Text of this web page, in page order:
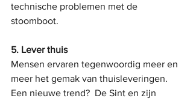
technische problemen met de
stoomboot.
5. Lever thuis
Mensen ervaren tegenwoordig meer en
meer het gemak van thuisleveringen.
Een nieuwe trend?  De Sint en zijn